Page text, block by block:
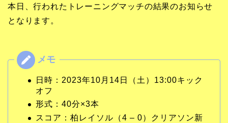
本日、行われたトレーニングマッチの結果のお知らせ
となります。
日時：2023年10月14日（土）13:00キック
オフ
形式：40分×3本
スコア：柏レイソル（4 – 0）クリアソン新